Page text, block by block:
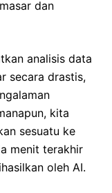
dan
analisis data
secara drastis,
kita
sesuatu ke
menit terakhir
oleh AI.